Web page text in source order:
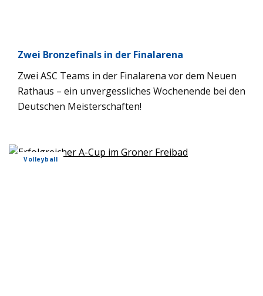
Zwei Bron­ze­fi­nals in der Final­arena
Zwei ASC Teams in der Final­arena vor dem Neuen
Rat­haus – ein unver­gess­li­ches Wochen­ende bei den
Deut­schen Meis­ter­schaf­ten!
Vol­ley­ball